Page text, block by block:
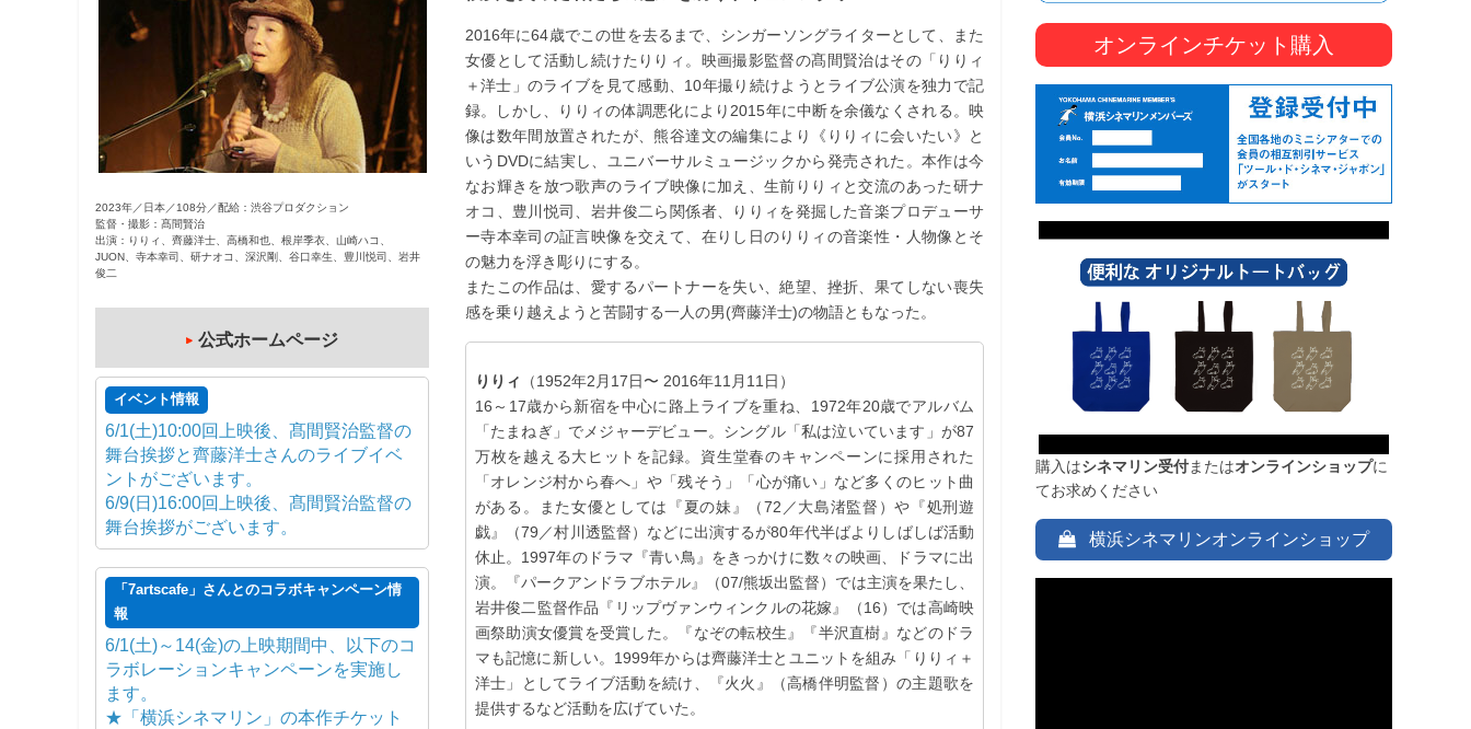
ン
2023年／日本／108分／配給：渋谷プロダクション
監督・撮影：髙間賢治
出演：りりィ、齊藤洋士、高橋和也、根岸季衣、山崎ハコ、
JUON、寺本幸司、研ナオコ、深沢剛、谷口幸生、豊川悦司、岩井
俊二
公式ホームページ
イベント情報
6/1(土)10:00回上映後、髙間賢治監督の
舞台挨拶と齊藤洋士さんのライブイベ
ントがございます。
6/9(日)16:00回上映後、髙間賢治監督の
舞台挨拶がございます。
「7artscafe」さんとのコラボキャンペーン情
報
6/1(土)～14(金)の上映期間中、以下のコ
ラボレーションキャンペーンを実施し
ます。
★「横浜シネマリン」の本作チケット
2016年に64歳でこの世を去るまで、シンガーソングライターとして、また
女優として活動し続けたりりィ。映画撮影監督の髙間賢治はその「りりィ
＋洋士」のライブを見て感動、10年撮り続けようとライブ公演を独力で記
録。しかし、りりィの体調悪化により2015年に中断を余儀なくされる。映
像は数年間放置されたが、熊谷達文の編集により《りりィに会いたい》と
いうDVDに結実し、ユニバーサルミュージックから発売された。本作は今
なお輝きを放つ歌声のライブ映像に加え、生前りりィと交流のあった研ナ
オコ、豊川悦司、岩井俊二ら関係者、りりィを発掘した音楽プロデューサ
ー寺本幸司の証言映像を交えて、在りし日のりりィの音楽性・人物像とそ
の魅力を浮き彫りにする。
またこの作品は、愛するパートナーを失い、絶望、挫折、果てしない喪失
感を乗り越えようと苦闘する一人の男(齊藤洋士)の物語ともなった。
りりィ
（1952年2月17日〜 2016年11月11日）
16～17歳から新宿を中心に路上ライブを重ね、1972年20歳でアルバム
「たまねぎ」でメジャーデビュー。シングル「私は泣いています」が87
万枚を越える大ヒットを記録。資生堂春のキャンペーンに採用された
「オレンジ村から春へ」や「残そう」「心が痛い」など多くのヒット曲
がある。また女優としては『夏の妹』（72／大島渚監督）や『処刑遊
戯』（79／村川透監督）などに出演するが80年代半ばよりしばしば活動
休止。1997年のドラマ『青い鳥』をきっかけに数々の映画、ドラマに出
演。『パークアンドラブホテル』（07/熊坂出監督）では主演を果たし、
岩井俊二監督作品『リップヴァンウィンクルの花嫁』（16）では高崎映
画祭助演女優賞を受賞した。『なぞの転校生』『半沢直樹』などのドラ
マも記憶に新しい。1999年からは齊藤洋士とユニットを組み「りりィ＋
洋士」としてライブ活動を続け、『火火』（高橋伴明監督）の主題歌を
提供するなど活動を広げていた。
オンラインチケット購入
購入はシネマリン受付またはオンラインショップに
てお求めください
横浜シネマリンオンラインショップ